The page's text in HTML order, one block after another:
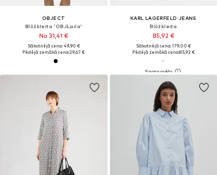
OBJECT
Blūžkleita 'OBJLaila'
No 31,41 €
Sākotnējā cena: 49,90 €
Pēdējā zemākā cena:29,67 €
KARL LAGERFELD JEANS
Blūžkleita
85,92 €
Sākotnējā cena: 179,00 €
Pēdējā zemākā cena:85,92 €